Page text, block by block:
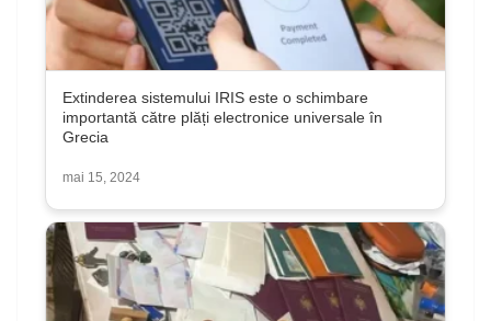
Extinderea sistemului IRIS este o schimbare
importantă către plăți electronice universale în
Grecia
mai 15, 2024